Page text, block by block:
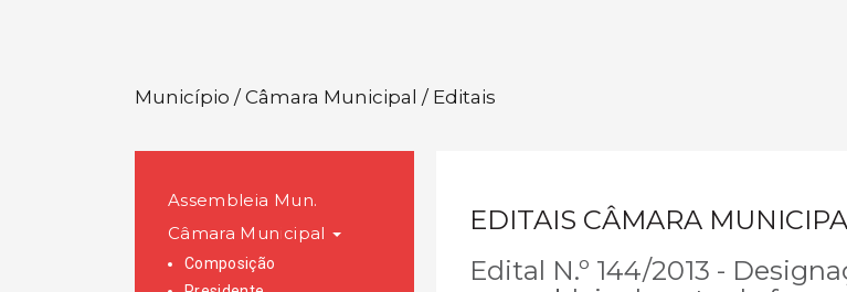
Município / Câmara Municipal / Editais
Assembleia Mun.
Câmara Municipal
Composição
EDITAIS CÂMARA
Edital N.º 144/2013 -